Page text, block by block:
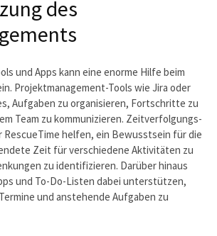
des
und Apps kann eine enorme Hilfe beim
Projektmanagement-Tools wie Jira oder
Aufgaben zu organisieren, Fortschritte zu
Team zu kommunizieren. Zeitverfolgungs-
RescueTime helfen, ein Bewusstsein für die
Zeit für verschiedene Aktivitäten zu
zu identifizieren. Darüber hinaus
und To-Do-Listen dabei unterstützen,
und anstehende Aufgaben zu